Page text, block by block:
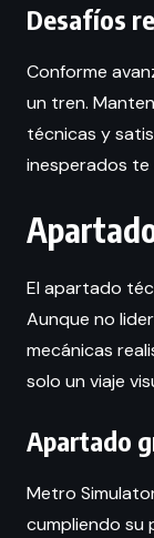
Desafíos
Conforme
un tren.
técnicas y
inesperados te
El apartado
Aunque no
mecánicas
solo un viaje
Apartado
Metro
cumpliendo su